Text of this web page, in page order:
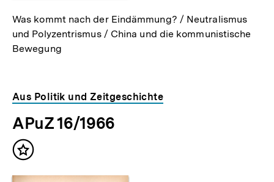
Was kommt nach der Eindämmung? / Neutralismus
und Polyzentrismus / China und die kommunistische
Bewegung
Aus Politik und Zeitgeschichte
APuZ 16/1966
Inhalt